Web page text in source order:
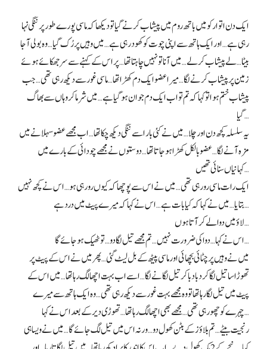
ایک دن اتوار کو میں باتھ روم میں پیشاب کرنے گیا تو دیکھا کہ ماسی پورے طور پر ننگی نہا
رہی ہے… اور ایک ہاتھ سے اپنی چوت کو کھود رہی ہے… میں وہیں پر رُک گیا… وہ بولی آ جا
بیٹا… لے پیشاب کر لے… میں آنا تو نہیں چاہتا تھا… پر اس کے کہنے سے سر جھکائے ہوئے
زمین پر پیشاب کرنے لگا… میرا عضو ایک دم کھڑا تھا… ماسی غور سے دیکھ رہی تھی… جب
پیشاب ختم ہوا تو کہا کہ تم تو اب ایک دم جوان ہو گیا ہے… میں شرما کر وہاں سے بھاگ
گیا…
یہ سلسلہ کچھ دن اور چلا… میں نے کئی بار اسے ننگی دیکھ چکا تھا… اب مجھے عضو سہلانے میں
مزہ آنے لگا… عضو بالکل کھڑا ہو جاتا تھا… دوستوں نے مجھے چودائی کے بارے میں
کہانیاں سنائی تھیں…
ایک رات ماسی رو رہی تھی… میں نے اس سے پوچھا کہ کیوں رو رہی ہو… اس نے کچھ نہیں
بتایا… میں نے کہا کہ کیا بات ہے… اس نے کہا کہ میرے پیٹ میں درد ہے…
لاؤ میں دوا لے کر آتا ہوں…
اس نے کہا… دوا کی ضرورت نہیں… تم مجھے تیل لگا دو… تو ٹھیک ہو جائے گا…
میں نے وہیں پر چٹائی بچھائی اور ماسی پیٹھ کے بل لیٹ گئی… پھر میں نے اس کے پیٹ پر
تھوڑا سا تیل لگا کر دبا دبا کر تیل لگانے لگا… اسے اب بہت اچھا لگ رہا تھا… میں اس کے
پیٹ میں تیل لگا رہا تھا تو وہ مجھے بہت غور سے دیکھ رہی تھی… وہ ایک ہاتھ سے میرے
چہرے کو چھو رہی تھی… مجھے بھی اچھا لگ رہا تھا… تھوڑی دیر کے بعد اس نے کہا…
رنجیت بیٹے… تم بلاؤز کے بٹن کھول دو… ورنہ اس میں تیل لگ جائے گا… میں نے ویسا ہی